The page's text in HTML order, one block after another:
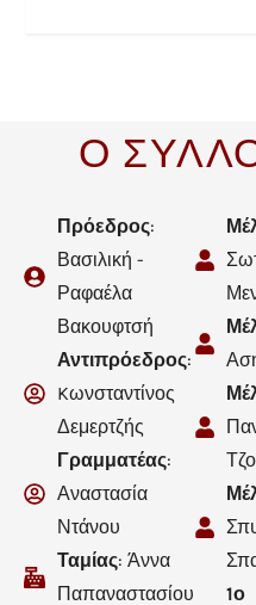
Ο
Πρόεδρος:
Βασιλική -
Ραφαέλα
Βακουφτσή
Αντιπρόεδρος:
Kωνσταντίνος
Δεμερτζής
Γραμματέας:
Αναστασία
Ντάνου
Ταμίας: Άννα
Παπαναστασίου
1ο